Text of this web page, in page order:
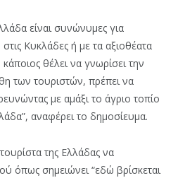
είναι συνώνυμες για
Κυκλάδες ή με τα αξιοθέατα
θέλει να γνωρίσει την
των τουριστών, πρέπει να
με αμάξι το άγριο τοπίο
αναφέρει το δημοσίευμα.
της Ελλάδας να
όπως σημειώνει “εδώ βρίσκεται